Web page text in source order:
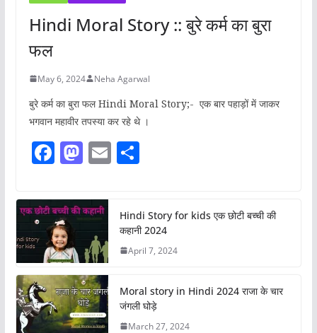
Hindi Moral Story :: बुरे कर्म का बुरा
फल
May 6, 2024 Neha Agarwal
बुरे कर्म का बुरा फल Hindi Moral Story;- एक बार पहाड़ों में जाकर
भगवान महावीर तपस्या कर रहे थे ।
F
c
e
b
o
o
k
M
st
o
d
o
n
E S
e
Hindi Story for kids एक छोटी बच्ची की
कहानी 2024
April 7, 2024
Moral story in Hindi 2024 राजा के चार
जंगली घोड़े
March 27, 2024